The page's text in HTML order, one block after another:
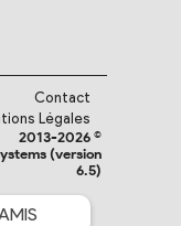
Contact
Légales
2013-2026 ©
(version
6.5)